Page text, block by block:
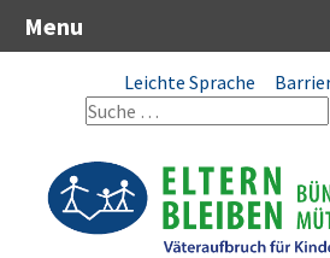
Leichte Sprache
Menu